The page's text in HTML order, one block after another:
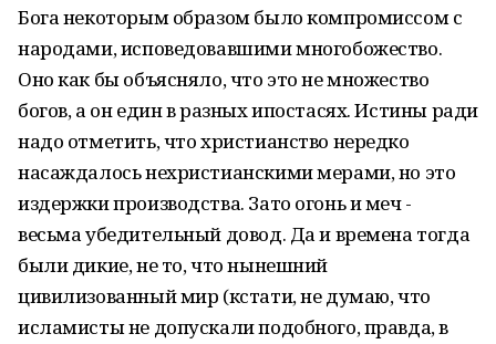
Бога некоторым образом было компромиссом с
народами, исповедовавшими многобожество.
Оно как бы объясняло, что это не множество
богов, а он един в разных ипостасях. Истины ради
надо отметить, что христианство нередко
насаждалось нехристианскими мерами, но это
издержки производства. Зато огонь и меч -
весьма убедительный довод. Да и времена тогда
были дикие, не то, что нынешний
цивилизованный мир (кстати, не думаю, что
исламисты не допускали подобного, правда, в